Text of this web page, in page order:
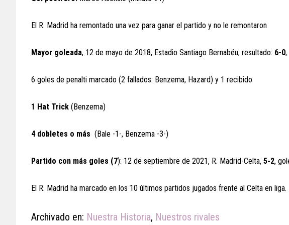
El R. Madrid ha remontado una vez para ganar el partido y no le remontaron
Mayor goleada, 12 de mayo de 2018, Estadio Santiago Bernabéu, resultado: 6-0,
6 goles de penalti marcado (2 fallados: Benzema, Hazard) y 1 recibido
1 Hat Trick (Benzema)
4 dobletes o más (Bale -1-, Benzema -3-)
Partido con más goles (7): 12 de septiembre de 2021, R. Madrid-Celta, 5-2,
El R. Madrid ha marcado en los 10 últimos partidos jugados frente al Celta en liga.
Archivado en: Nuestra Historia, Nuestros rivales